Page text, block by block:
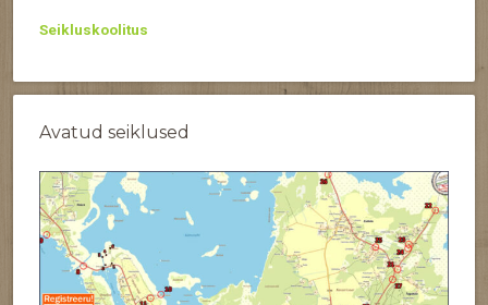
Seikluskoolitus
Avatud seiklused